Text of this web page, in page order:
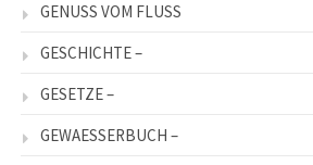
GENUSS VOM FLUSS
GESCHICHTE –
GESETZE –
GEWAESSERBUCH –